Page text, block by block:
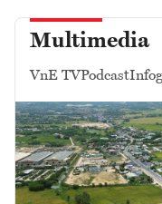
Multimedia
VnE TVPodcast